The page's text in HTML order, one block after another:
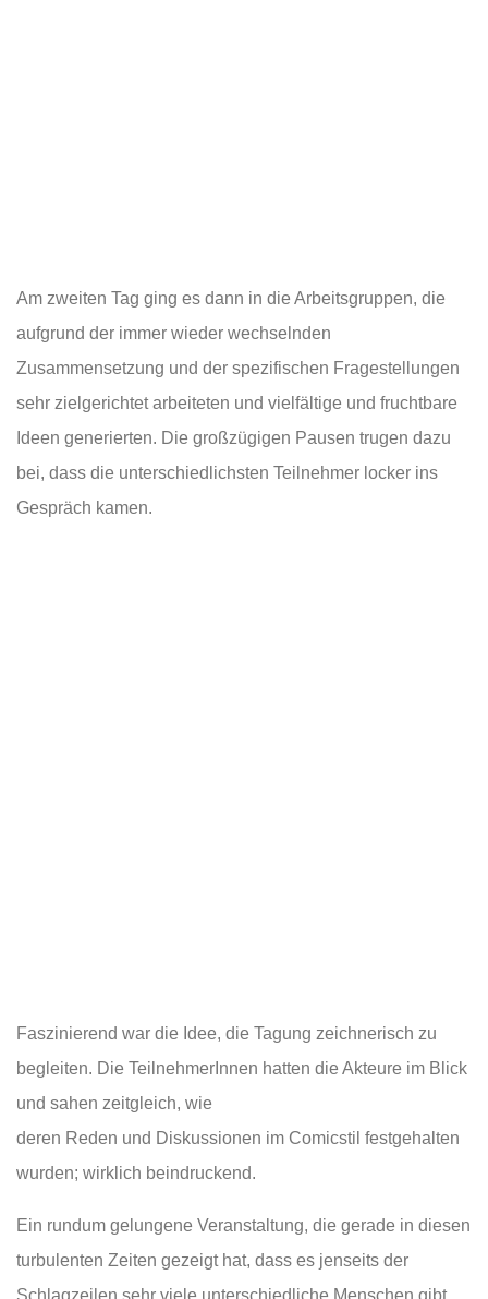
Am zweiten Tag ging es dann in die Arbeitsgruppen, die
aufgrund der immer wieder wechselnden
Zusammensetzung und der spezifischen Fragestellungen
sehr zielgerichtet arbeiteten und vielfältige und fruchtbare
Ideen generierten. Die großzügigen Pausen trugen dazu
bei, dass die unterschiedlichsten Teilnehmer locker ins
Gespräch kamen.
Faszinierend war die Idee, die Tagung zeichnerisch zu
begleiten. Die TeilnehmerInnen hatten die Akteure im Blick
und sahen zeitgleich, wie
deren Reden und Diskussionen im Comicstil festgehalten
wurden; wirklich beindruckend.
Ein rundum gelungene Veranstaltung, die gerade in diesen
turbulenten Zeiten gezeigt hat, dass es jenseits der
Schlagzeilen sehr viele unterschiedliche Menschen gibt,